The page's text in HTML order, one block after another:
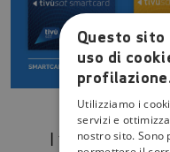
I tuoicanali
Questo
uso di
Utilizziamo i
servizi e
nostro sito. Sono